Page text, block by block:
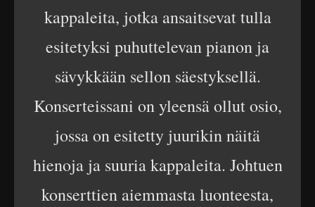
kappaleita, jotka ansaitsevat tulla
esitetyksi puhuttelevan pianon ja
sävykkään sellon säestyksellä.
Konserteissani on yleensä ollut osio,
jossa on esitetty juurikin näitä
hienoja ja suuria kappaleita. Johtuen
konserttien aiemmasta luonteesta,